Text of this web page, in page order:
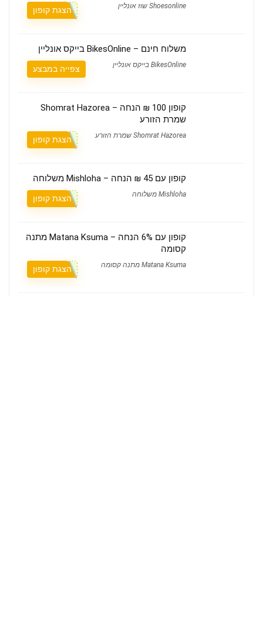
Shoesonline שוז אונליין הצגת קופון
משלוח חינם – BikesOnline בייקס אונליין
BikesOnline בייקס אונליין צפייה במבצע
קופון 100 ₪ הנחה – Shomrat Hazorea
שמרת הזורע
Shomrat Hazorea שמרת הזורע הצגת קופון
קופון עם 45 ₪ הנחה – Mishloha משלוחה
Mishloha משלוחה הצגת קופון
קופון עם 6% הנחה – Matana Ksuma מתנה
קסומה
Matana Ksuma מתנה קסומה הצגת קופון